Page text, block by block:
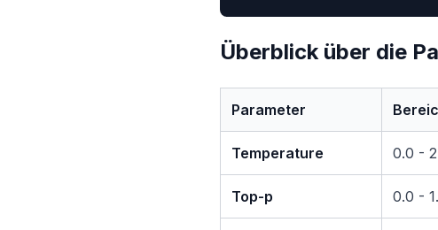
Überblick über die
Parameter
Temperature 0.0 -
Top-p 0.0 -